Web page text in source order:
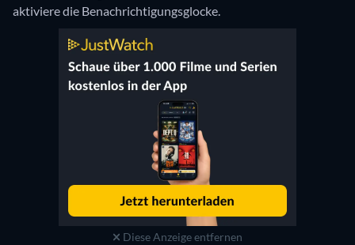
aktiviere die Benachrichtigungsglocke.
Diese Anzeige entfernen